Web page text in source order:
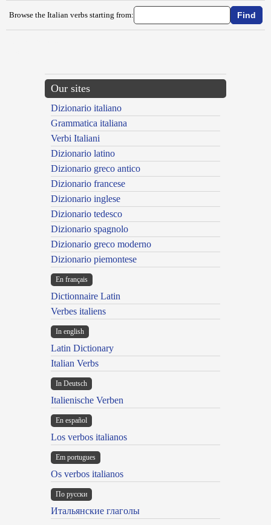
Browse the Italian verbs starting from:
Our sites
Dizionario italiano
Grammatica italiana
Verbi Italiani
Dizionario latino
Dizionario greco antico
Dizionario francese
Dizionario inglese
Dizionario tedesco
Dizionario spagnolo
Dizionario greco moderno
Dizionario piemontese
En français
Dictionnaire Latin
Verbes italiens
In english
Latin Dictionary
Italian Verbs
In Deutsch
Italienische Verben
En español
Los verbos italianos
Em portugues
Os verbos italianos
По русски
Итальянские глаголы